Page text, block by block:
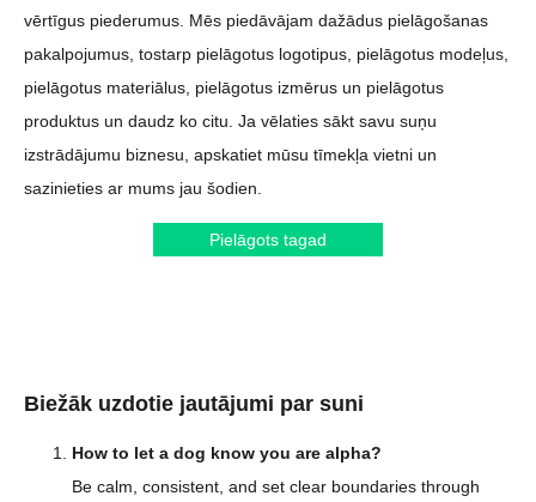
vērtīgus piederumus. Mēs piedāvājam dažādus pielāgošanas
pakalpojumus, tostarp pielāgotus logotipus, pielāgotus modeļus,
pielāgotus materiālus, pielāgotus izmērus un pielāgotus
produktus un daudz ko citu. Ja vēlaties sākt savu suņu
izstrādājumu biznesu, apskatiet mūsu tīmekļa vietni un
sazinieties ar mums jau šodien.
Pielāgots tagad
Biežāk uzdotie jautājumi par suni
How to let a dog know you are alpha?
Be calm, consistent, and set clear boundaries through